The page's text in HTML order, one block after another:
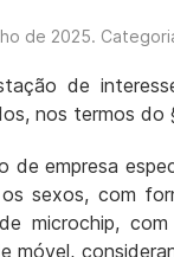
de 2025.
de
nos termos do
de empresa
sexos, com
microchip,
móvel,